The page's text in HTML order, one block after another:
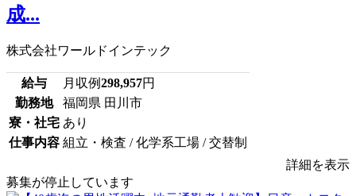
成...
株式会社ワールドインテック
給与 月収例298,957円
勤務地
福岡県 田川市
寮・社宅 あり
仕事内容 組立・検査 / 化学系工場 / 交替制
詳細を表示
募集が停止しています